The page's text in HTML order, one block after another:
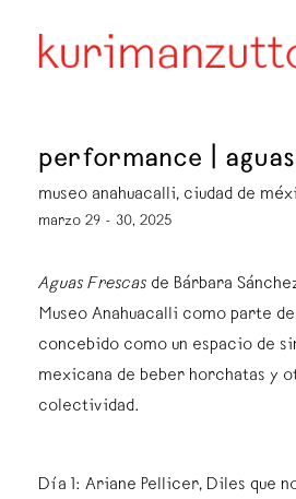
performance |
museo anahuacalli, ciudad de
marzo 29 - 30, 2025
Aguas Frescas de Bárbara
Museo Anahuacalli como parte
concebido como un espacio de
mexicana de beber horchatas y
colectividad.
⁠Día 1: Ariane Pellicer, Diles que